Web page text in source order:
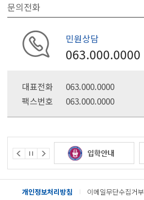
문의전화
민원상담
063.000.0000
대표전화
063.000.0000
팩스번호
063.000.0000
개인정보처리방침 이메일무단수집거부